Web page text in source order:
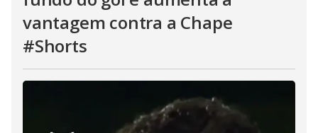
vantagem contra a Chape
#Shorts